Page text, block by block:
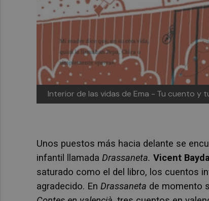
Interior de las vidas de Ema - Tu cuento y
Unos puestos más hacia delante se
infantil llamada Drassaneta. Vicent
saturado como el del libro, los cuentos
agradecido. En Drassaneta de momento